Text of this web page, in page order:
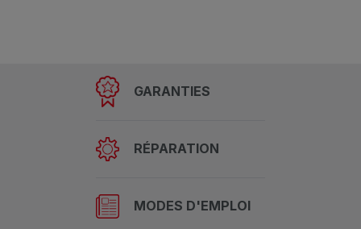
GARANTIES
RÉPARATION
MODES D'EMPLOI